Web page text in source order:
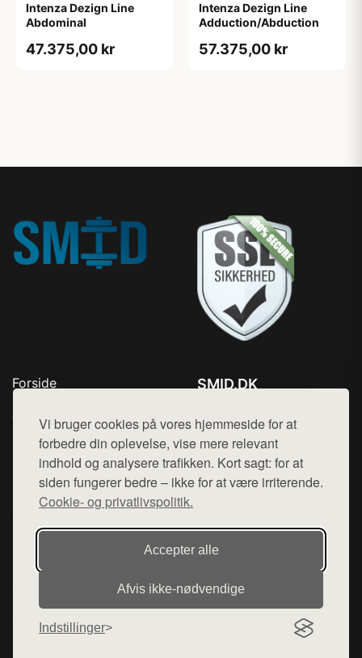
Vi bruger cookies på vores hjemmeside for at
forbedre din oplevelse, vise mere relevant
indhold og analysere trafikken. Kort sagt: for at
siden fungerer bedre – ikke for at være irriterende.
Cookie- og privatlivspolitik.
Accepter alle
Afvis ikke‑nødvendige
Indstillinger
Intenza Dezign Line
Abdominal
47.375,00 kr
Intenza Dezign Line
Adduction/Abduction
57.375,00 kr
Forside
Top Rabatter
Kontakt
SMID.DK
Mail: hej@want.dk
Cookie- og privatlivspolitik
Denne side er en del af want.dk, der udgiver en række
hjemmesider med præsentation af forskellige produkter fra
diverse webshops. Der sælges ikke varer fra denne side - vi
varerne på lager.